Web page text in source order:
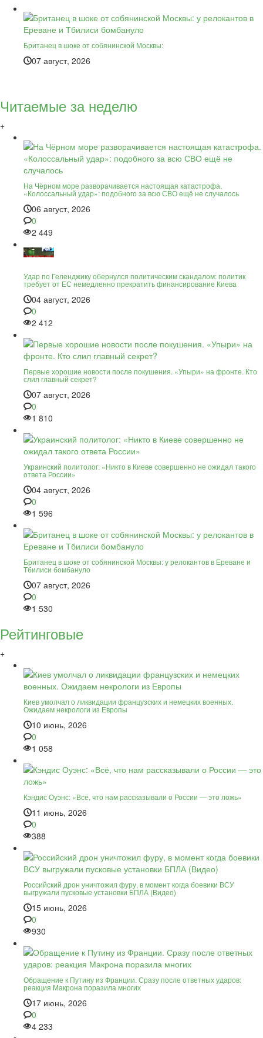
Британец в шоке от собянинской Москвы:
07 август, 2026
Читаемые за неделю
+
На Чёрном море разворачивается настоящая катастрофа.
«Колоссальный удар»: подобного за всю СВО ещё не случалось
06 август, 2026
0
2 449
Удар по Геленджику обернулся политическим скандалом: политик
требует от ЕС немедленно прекратить финансирование Киева
04 август, 2026
0
2 412
Первые хорошие новости после покушения. «Упыри» на фронте. Кто
слил главный секрет?
07 август, 2026
0
1 810
Украинский политолог: «Никто в Киеве совершенно не ожидал такого
ответа России»
04 август, 2026
0
1 596
Британец в шоке от собянинской Москвы: у релокантов в Ереване и
Тбилиси бомбануло
07 август, 2026
0
1 530
Рейтинговые
+
Киев умолчал о ликвидации французских и немецких военных.
Ожидаем некрологи из Европы
10 июнь, 2026
0
1 058
Кэндис Оуэнс: «Всё, что нам рассказывали о России — это ложь»
11 июнь, 2026
0
388
Российский дрон уничтожил фуру, в момент когда боевики ВСУ
выгружали пусковые установки БПЛА (Видео)
15 июнь, 2026
0
930
Обращение к Путину из Франции. Сразу после ответных ударов:
реакция Макрона поразила многих
17 июнь, 2026
0
4 233